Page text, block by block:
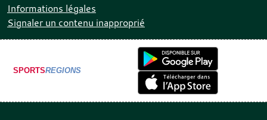
Informations légales
Signaler un contenu inapproprié
SPORTSREGIONS